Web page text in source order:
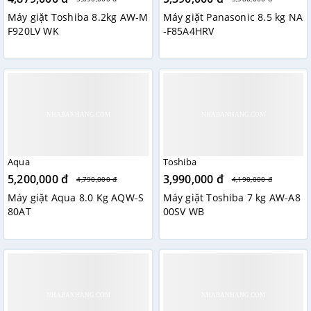
thể đem phơi khô ngay vô cùng tiện lợi. Tính năng này
giúp bạn tiết kiệm thời gian, tránh việc quần áo giặt xong
Máy giặt Toshiba 8.2kg AW-M
F920LV WK
Máy giặt Panasonic 8.5 kg NA
-F85A4HRV
Aqua
5,200,000 đ 4,790,000 đ
Máy giặt Aqua 8.0 Kg AQW-S
80AT
Toshiba
3,990,000 đ 4,190,000 đ
Máy giặt Toshiba 7 kg AW-A8
00SV WB